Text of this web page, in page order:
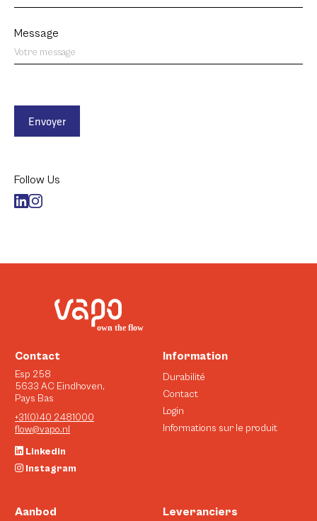
Message
Envoyer
Follow Us
Contact
Esp 258
5633 AC Eindhoven,
Pays Bas
+31(0)40 2481000
flow@vapo.nl
Linkedin
Instagram
Aanbod Leveranciers
Information
Durabilité
Contact
Login
Informations sur le produit